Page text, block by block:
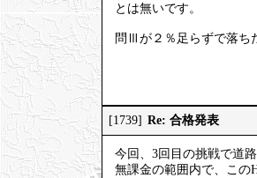
とは無いです。
問Ⅲが２％足らずで落
[1739] Re: 合格発表
今回、3回目の挑戦で道
無課金の範囲内で、この